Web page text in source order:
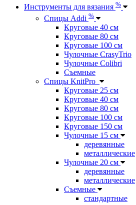
Инструменты для вязания %
Спицы Addi %
Круговые 40 см
Круговые 80 см
Круговые 100 см
Чулочные CrasyTrio
Чулочные Colibri
Съемные
Спицы KnitPro
Круговые 25 см
Круговые 40 см
Круговые 80 см
Круговые 100 см
Круговые 150 см
Чулочные 15 см
деревянные
металлические
Чулочные 20 см
деревянные
металлические
Съемные
стандартные